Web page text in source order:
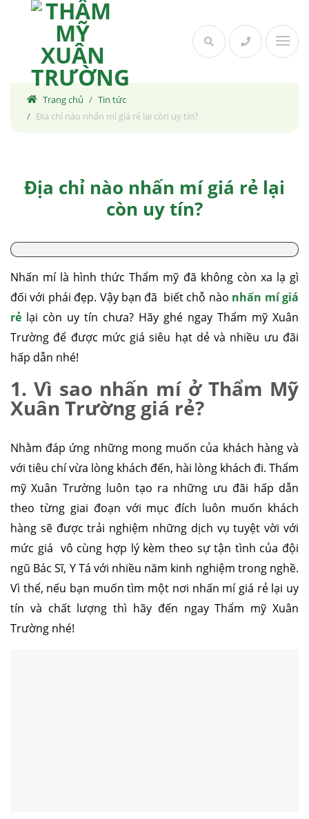
Trang chủ
Tin tức
Địa chỉ nào nhấn mí giá rẻ lại còn uy tín?
Địa chỉ nào nhấn mí giá rẻ lại
còn uy tín?
Nhấn mí là hình thức Thẩm mỹ đã không còn xa lạ gì
đối với phái đẹp. Vậy bạn đã biết chỗ nào nhấn mí giá
rẻ lại còn uy tín chưa? Hãy ghé ngay Thẩm mỹ Xuân
Trường để được mức giá siêu hạt dẻ và nhiều ưu đãi
hấp dẫn nhé!
1. Vì sao nhấn mí ở Thẩm Mỹ
Xuân Trường giá rẻ?
Nhằm đáp ứng những mong muốn của khách hàng và
với tiêu chí vừa lòng khách đến, hài lòng khách đi. Thẩm
mỹ Xuân Trường luôn tạo ra những ưu đãi hấp dẫn
theo từng giai đoạn với mục đích luôn muốn khách
hàng sẽ được trải nghiệm những dịch vụ tuyệt vời với
mức giá vô cùng hợp lý kèm theo sự tận tình của đội
ngũ Bác Sĩ, Y Tá với nhiều năm kinh nghiệm trong nghề.
Vì thể, nếu bạn muốn tìm một nơi nhấn mí giá rẻ lại uy
tín và chất lượng thì hãy đến ngay Thẩm mỹ Xuân
Trường nhé!